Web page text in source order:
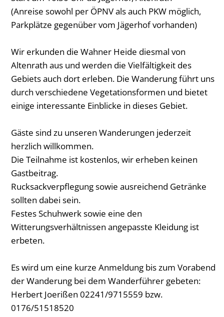
(Anreise sowohl per ÖPNV als auch PKW möglich,
Parkplätze gegenüber vom Jägerhof vorhanden)
Wir erkunden die Wahner Heide diesmal von
Altenrath aus und werden die Vielfältigkeit des
Gebiets auch dort erleben. Die Wanderung führt uns
durch verschiedene Vegetationsformen und bietet
einige interessante Einblicke in dieses Gebiet.
Gäste sind zu unseren Wanderungen jederzeit
herzlich willkommen.
Die Teilnahme ist kostenlos, wir erheben keinen
Gastbeitrag.
Rucksackverpflegung sowie ausreichend Getränke
sollten dabei sein.
Festes Schuhwerk sowie eine den
Witterungsverhältnissen angepasste Kleidung ist
erbeten.
Es wird um eine kurze Anmeldung bis zum Vorabend
der Wanderung bei dem Wanderführer gebeten:
Herbert Joerißen 02241/9715559 bzw.
0176/51518520